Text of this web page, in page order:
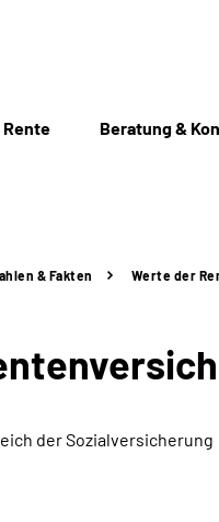
Rente Beratung &
& Fakten Werte der
der Sozialversicherung